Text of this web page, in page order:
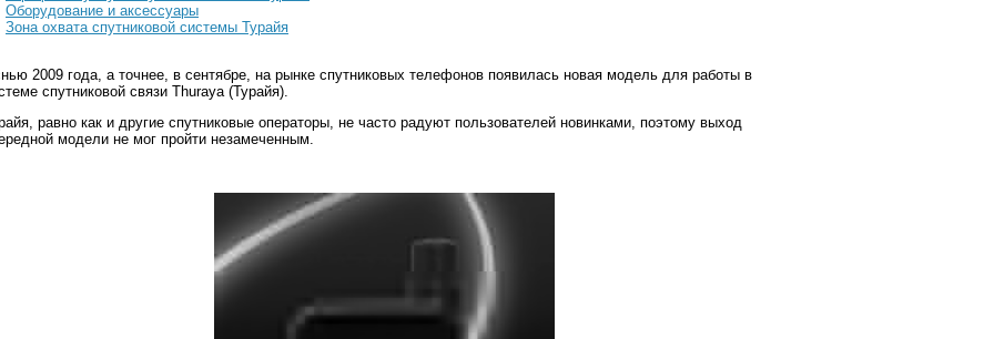
Оборудование и аксессуары
Зона охвата спутниковой системы Турайя
2009 года, а точнее, в сентябре, на рынке спутниковых телефонов появилась новая модель для работы в
спутниковой связи Thuraya (Турайя).
равно как и другие спутниковые операторы, не часто радуют пользователей новинками, поэтому выход
модели не мог пройти незамеченным.